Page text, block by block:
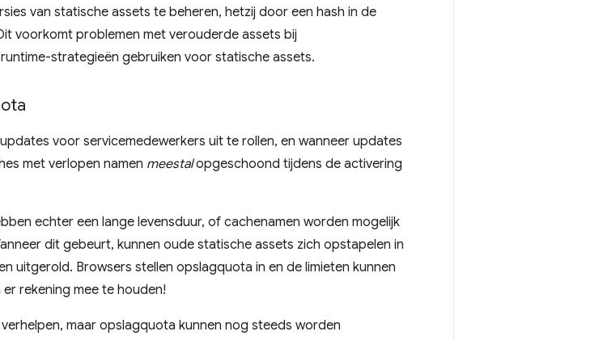
van statische assets te beheren, hetzij door een hash in de
voorkomt problemen met verouderde assets bij
strategieën gebruiken voor statische assets.
voor servicemedewerkers uit te rollen, en wanneer updates
met verlopen namen meestalopgeschoond tijdens de activering
echter een lange levensduur, of cachenamen worden mogelijk
dit gebeurt, kunnen oude statische assets zich opstapelen in
uitgerold. Browsers stellen opslagquota in en de limieten kunnen
rekening mee te houden!
maar opslagquota kunnen nog steeds worden